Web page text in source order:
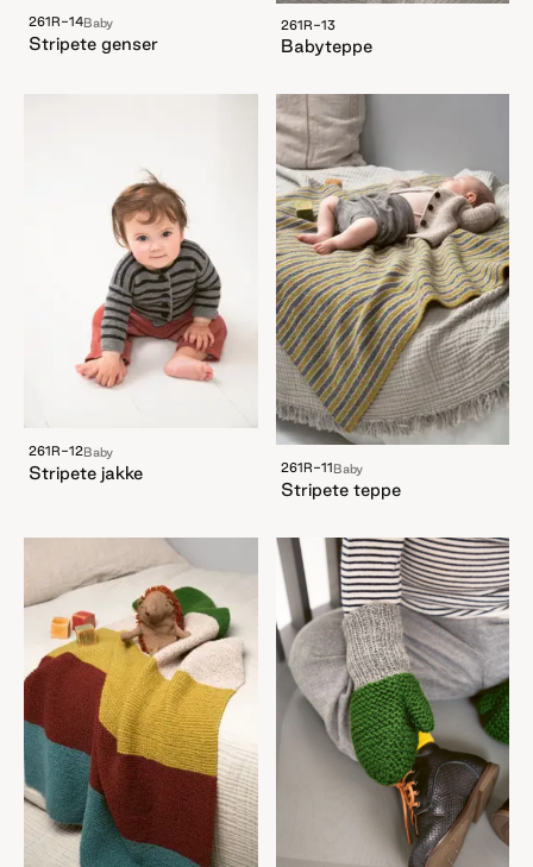
261R-14Baby
Stripete genser
261R-13
Babyteppe
261R-12Baby
Stripete jakke 261R-11Baby
Stripete teppe